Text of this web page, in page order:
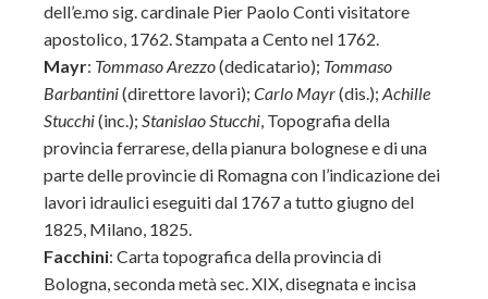
dell’e.mo sig. cardinale Pier Paolo Conti visitatore
apostolico, 1762. Stampata a Cento nel 1762.
Mayr: Tommaso Arezzo(dedicatario); Tommaso
Barbantini(direttore lavori); Carlo Mayr(dis.); Achille
Stucchi(inc.); Stanislao Stucchi, Topografia della
provincia ferrarese, della pianura bolognese e di una
parte delle provincie di Romagna con l’indicazione dei
lavori idraulici eseguiti dal 1767 a tutto giugno del
1825, Milano, 1825.
Facchini: Carta topografica della provincia di
Bologna, seconda metà sec. XIX, disegnata e incisa